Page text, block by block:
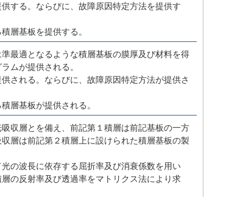
する。ならびに、故障原因特定方法を提供す
層基板を提供する。
最適となるような積層基板の膜厚及び材料を得
ムが提供される。
される。ならびに、故障原因特定方法が提供さ
層基板が提供される。
収層とを備え、前記第１積層は前記基板の一方
層は前記第２積層上に設けられた積層基板の製
の波長に依存する屈折率及び消衰係数を用い
の反射率及び透過率をマトリクス法により求